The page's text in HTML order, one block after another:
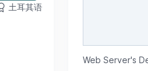
土耳其语
Web Server's